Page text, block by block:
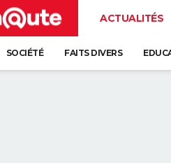
ACTUALITÉS
SOCIÉTÉ FAITS DIVERS